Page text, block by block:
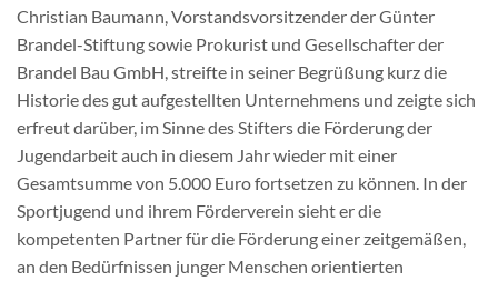
Christian Baumann, Vorstandsvorsitzender der Günter
Brandel-Stiftung sowie Prokurist und Gesellschafter der
Brandel Bau GmbH, streifte in seiner Begrüßung kurz die
Historie des gut aufgestellten Unternehmens und zeigte sich
erfreut darüber, im Sinne des Stifters die Förderung der
Jugendarbeit auch in diesem Jahr wieder mit einer
Gesamtsumme von 5.000 Euro fortsetzen zu können. In der
Sportjugend und ihrem Förderverein sieht er die
kompetenten Partner für die Förderung einer zeitgemäßen,
an den Bedürfnissen junger Menschen orientierten